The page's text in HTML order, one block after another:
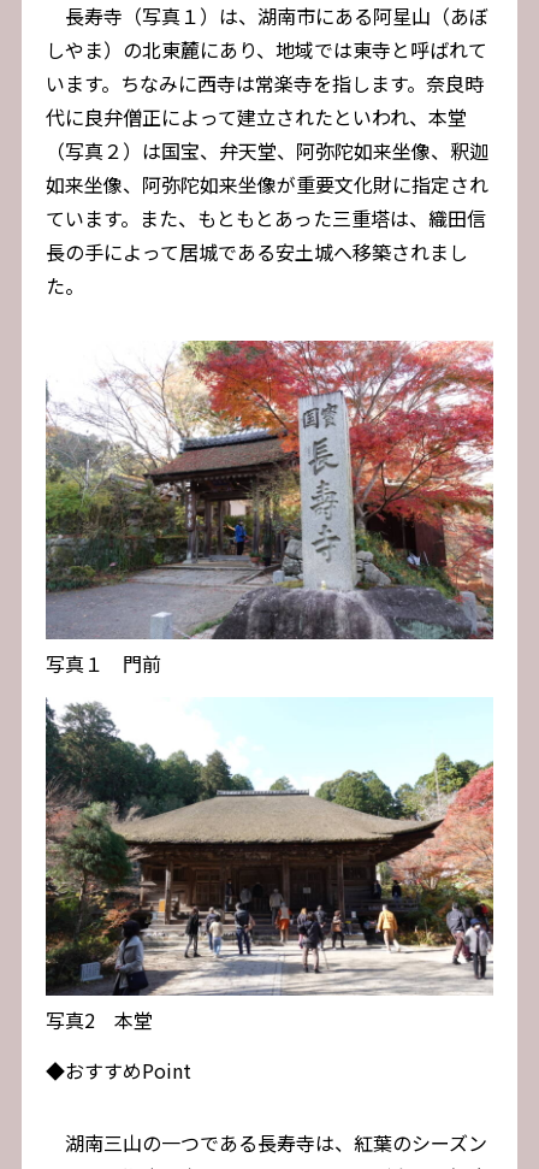
長寿寺（写真１）は、湖南市にある阿星山（あぼ
しやま）の北東麓にあり、地域では東寺と呼ばれて
います。ちなみに西寺は常楽寺を指します。奈良時
代に良弁僧正によって建立されたといわれ、本堂
（写真２）は国宝、弁天堂、阿弥陀如来坐像、釈迦
如来坐像、阿弥陀如来坐像が重要文化財に指定され
ています。また、もともとあった三重塔は、織田信
長の手によって居城である安土城へ移築されまし
た。
写真１ 門前
写真2 本堂
◆おすすめPoint
湖南三山の一つである長寿寺は、紅葉のシーズン